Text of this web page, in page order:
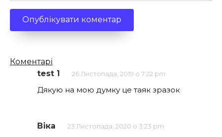
Кількість
коментарів
Коментарі
test 1
26 Листопада, 2019 о 7:22 pm
Дякую на мою думку це таяк зразок
Віка 23 Листопада, 2020 о 3:23 pm